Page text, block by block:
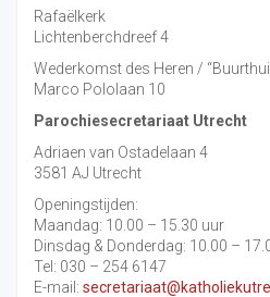
Rafaëlkerk
Lichtenberchdreef 4
Wederkomst des Heren /
Marco Pololaan 10
Parochiesecretariaat Utrecht
Adriaen van Ostadelaan 4
3581 AJ Utrecht
Openingstijden:
Maandag: 10.00 – 15.30 uur
Dinsdag & Donderdag: 10.00 –
Tel: 030 – 254 6147
E-mail: